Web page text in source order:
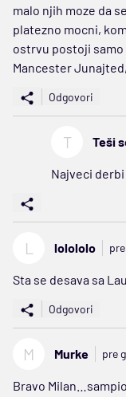
malo njih moze da
platezno mocni,
ostrvu postoji
Mancester
Odgovori
T Teši
Najveci
L lolololo
Sta se desava sa
Odgovori
M Murke pre
Bravo